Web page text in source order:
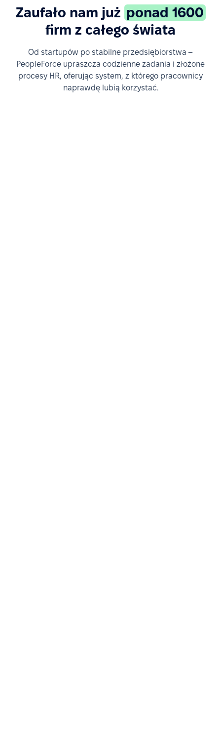
Zaufało nam już ponad 1600
firm z całego świata
Od startupów po stabilne przedsiębiorstwa –
PeopleForce upraszcza codzienne zadania i złożone
procesy HR, oferując system, z którego pracownicy
naprawdę lubią korzystać.